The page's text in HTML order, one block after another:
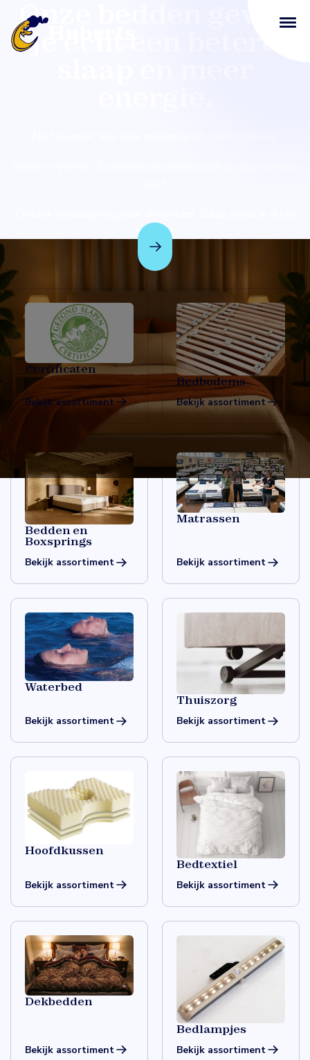
Onze bedden geven
je écht een betere
al wilde.
Bekijk ons assortiment
Certificaten
Bekijk assortiment
Bedbodems
Bekijk assortiment
Bedden en
Boxsprings
Bekijk assortiment
Matrassen
Bekijk assortiment
Waterbed
Bekijk assortiment
Thuiszorg
Bekijk assortiment
Hoofdkussen
Bekijk assortiment
Bedtextiel
Bekijk assortiment
Dekbedden
Bekijk assortiment
Bedlampjes
Bekijk assortiment